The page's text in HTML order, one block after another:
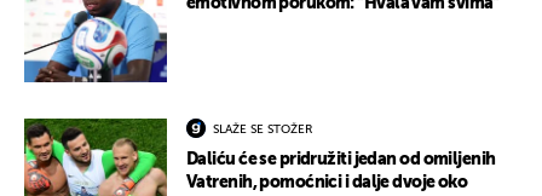
emotivnom porukom: "Hvala vam svima"
SLAŽE SE STOŽER
Daliću će se pridružiti jedan od omiljenih
Vatrenih, pomoćnici i dalje dvoje oko